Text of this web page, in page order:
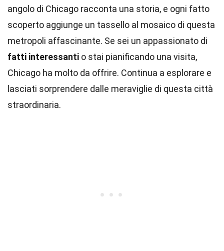
angolo di Chicago racconta una storia, e ogni fatto
scoperto aggiunge un tassello al mosaico di questa
metropoli affascinante. Se sei un appassionato di
fatti interessanti o stai pianificando una visita,
Chicago ha molto da offrire. Continua a esplorare e
lasciati sorprendere dalle meraviglie di questa città
straordinaria.